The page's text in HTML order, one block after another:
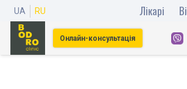
UA RU Лікарі
Онлайн-консультація